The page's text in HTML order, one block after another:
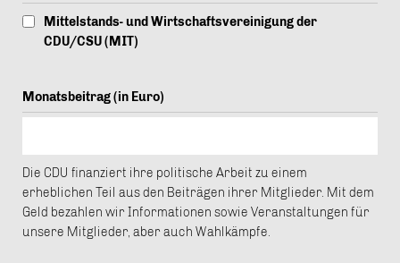
Mittelstands- und Wirtschaftsvereinigung der
CDU/CSU (MIT)
Monatsbeitrag (in Euro)
Die CDU finanziert ihre politische Arbeit zu einem
erheblichen Teil aus den Beiträgen ihrer Mitglieder. Mit dem
Geld bezahlen wir Informationen sowie Veranstaltungen für
unsere Mitglieder, aber auch Wahlkämpfe.